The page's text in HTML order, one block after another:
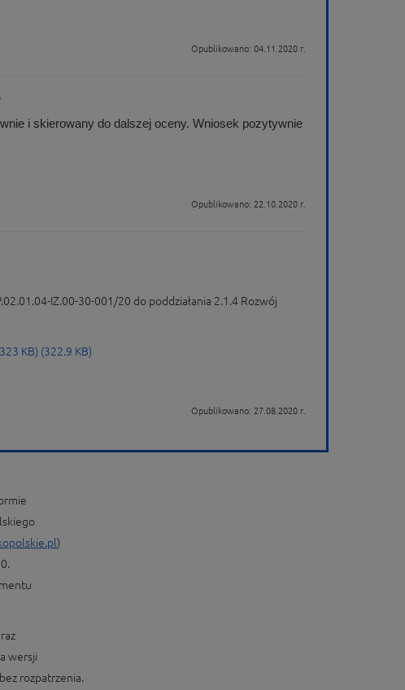
Opublikowano: 04.11.2020 r.
i skierowany do dalszej oceny. Wniosek pozytywnie
Opublikowano: 22.10.2020 r.
IZ.00-30-001/20 do poddziałania 2.1.4 Rozwój
KB) (322.9 KB)
Opublikowano: 27.08.2020 r.
)
wersji
rozpatrzenia.